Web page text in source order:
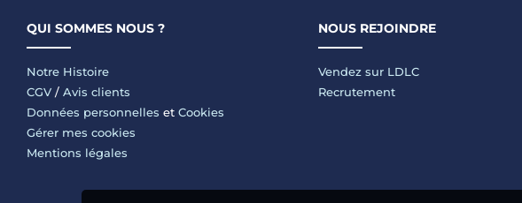
QUI SOMMES NOUS ?
Notre Histoire
CGV / Avis clients
Données personnelles et Cookies
Gérer mes cookies
Mentions légales
NOUS REJOINDRE
Vendez sur LDLC
Recrutement